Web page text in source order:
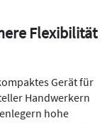
Flexibilität
Gerät für
Handwerkern
hohe